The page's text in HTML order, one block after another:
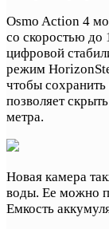
Osmo Action 4
со скоростью до
цифровой
режим
чтобы
позволяет
метра.
Новая камера
воды. Ее можно
Емкость